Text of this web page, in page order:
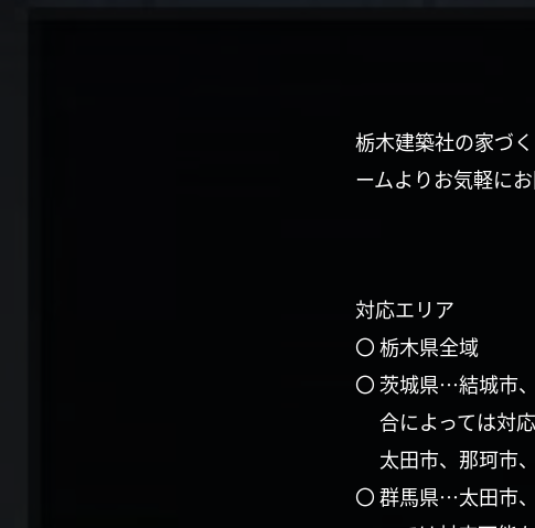
栃木建築社の家づ
ームよりお気軽に
対応エリア
〇 栃木県全域
〇 茨城県…結城市
合によっては対
太田市、那珂市
〇 群馬県…太田市